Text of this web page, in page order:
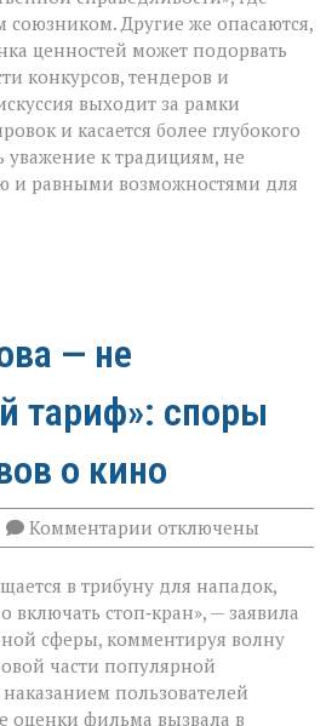
союзником. Другие же опасаются,
ценностей может подорвать
конкурсов, тендеров и
выходит за рамки
и касается более глубокого
уважение к традициям, не
и равными возможностями для
— не
тариф»: споры
о кино
Комментарии к
записи
слова — не
безлимитный
тариф»:
споры
вокруг
отзывов
о
отключены
в трибуну для нападок,
включать стоп‑кран», — заявила
сферы, комментируя волну
части популярной
пользователей
оценки фильма вызвала в